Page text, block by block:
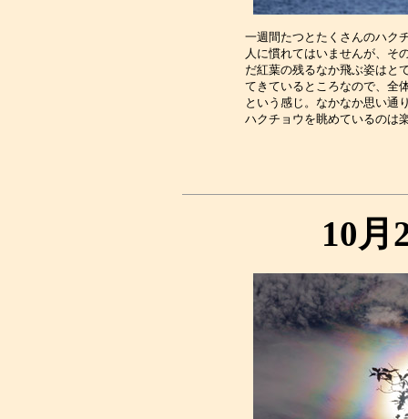
一週間たつとたくさんのハク
人に慣れてはいませんが、そ
だ紅葉の残るなか飛ぶ姿はと
てきているところなので、全
という感じ。なかなか思い通
10月